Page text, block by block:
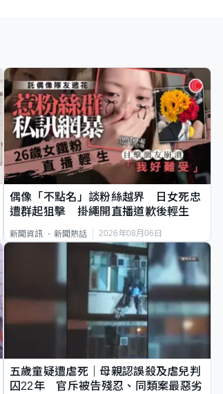
偶像「不點名」談粉絲越界 日女死忠
遭群起狙擊 掛繩開直播道歉後輕生
新聞資訊 新聞熱話 2026年08月06日
五歲童疑遭虐死｜母親認誤殺及虐兒判
囚22年 官斥被告殘忍、同類案最惡劣